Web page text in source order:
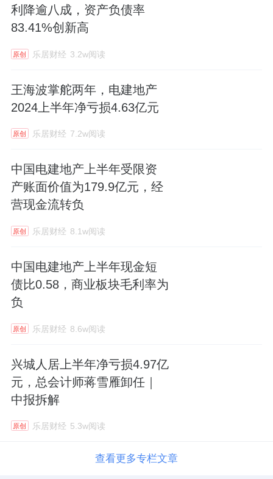
利降逾八成，资产负债率
83.41%创新高
原创 乐居财经 3.2w阅读
王海波掌舵两年，电建地产
2024上半年净亏损4.63亿元
原创 乐居财经 7.2w阅读
中国电建地产上半年受限资
产账面价值为179.9亿元，经
营现金流转负
原创 乐居财经 8.1w阅读
中国电建地产上半年现金短
债比0.58，商业板块毛利率为
负
原创 乐居财经 8.6w阅读
兴城人居上半年净亏损4.97亿
元，总会计师蒋雪雁卸任｜
中报拆解
原创 乐居财经 5.3w阅读
查看更多专栏文章